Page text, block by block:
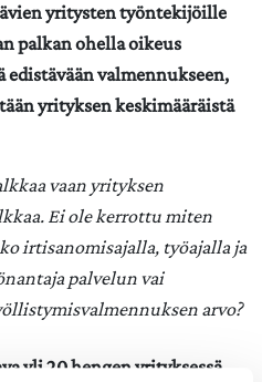
yritysten työntekijöille
palkan ohella oikeus
valmennukseen,
yrityksen keskimääräistä
vaan yrityksen
Ei ole kerrottu miten
irtisanomisajalla, työajalla ja
palvelun vai
arvo?
yli 20 hengen yrityksessä